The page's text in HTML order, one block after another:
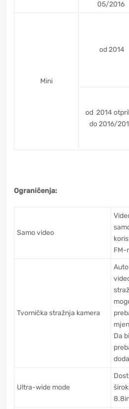
05/2016
Mini
od 2014
od 2014
do 2016/
Ograničenja:
Samo video
FM-
Tvornička stražnja kamera
Da
Ultra-wide mode